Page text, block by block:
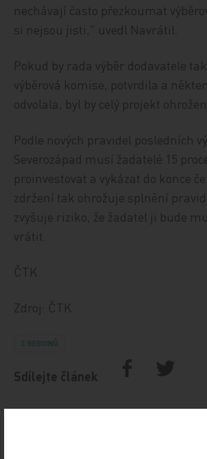
nechávají často přezkoumat
si nejsou jisti," uvedl Navrátil.
Pokud by rada výběr dodavatele
výběrová komise, potvrdila a
odvolala, byl by celý projekt ohrožen.
Podle nových pravidel posledních
Severozápad musí žadatelé 15
proinvestovat a vykázat do konce
zdržení tak ohrožuje splnění
zvyšuje riziko, že žadatel ji bude
vrátit.
ČTK
Zdroj: ČTK
Z REGIONŮ
Sdílejte článek